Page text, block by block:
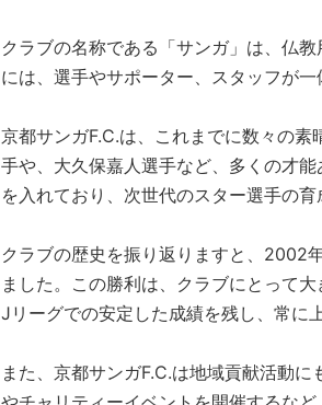
クラブの名称である「サンガ」は、仏
には、選手やサポーター、スタッフが
京都サンガF.C.は、これまでに数々の
手や、大久保嘉人選手など、多くの才
を入れており、次世代のスター選手の育
クラブの歴史を振り返りますと、2002
ました。この勝利は、クラブにとって
Jリーグでの安定した成績を残し、常に
また、京都サンガF.C.は地域貢献活動